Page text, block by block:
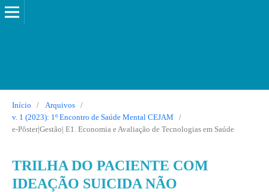
Início / Arquivos
/
v. 1 (2023): 1º Encontro de Saúde Mental CEJAM
/
e-Pôster|Gestão| E1. Economia e Avaliação de Tecnologias em Saúde
TRILHA DO PACIENTE COM
IDEAÇÃO SUICIDA NÃO